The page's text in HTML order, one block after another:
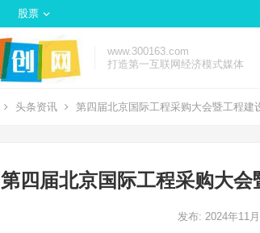
股票
www.300163.com
打造第一互联网经济模式媒体
头条资讯 第四届北京国际工程采购大会暨工程建
第四届北京国际工程采购大
发布: 2024年11